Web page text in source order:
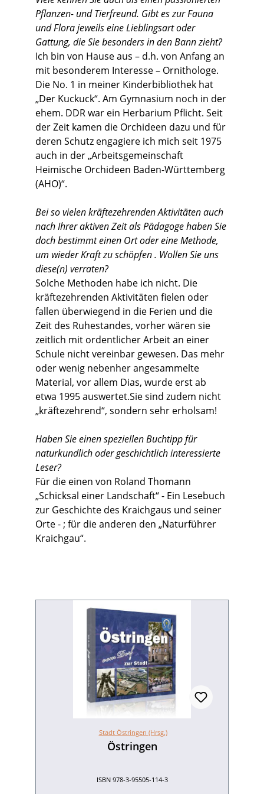
Pflanzen- und Tierfreund. Gibt es zur Fauna
und Flora jeweils eine Lieblingsart oder
Gattung, die Sie besonders in den Bann zieht?
Ich bin von Hause aus – d.h. von Anfang an
mit besonderem Interesse – Ornithologe.
Die No. 1 in meiner Kinderbibliothek hat
„Der Kuckuck“. Am Gymnasium noch in der
ehem. DDR war ein Herbarium Pflicht. Seit
der Zeit kamen die Orchideen dazu und für
deren Schutz engagiere ich mich seit 1975
auch in der „Arbeitsgemeinschaft
Heimische Orchideen Baden-Württemberg
(AHO)“.
Bei so vielen kräftezehrenden Aktivitäten auch
nach Ihrer aktiven Zeit als Pädagoge haben Sie
doch bestimmt einen Ort oder eine Methode,
um wieder Kraft zu schöpfen . Wollen Sie uns
diese(n) verraten?
Solche Methoden habe ich nicht. Die
kräftezehrenden Aktivitäten fielen oder
fallen überwiegend in die Ferien und die
Zeit des Ruhestandes, vorher wären sie
zeitlich mit ordentlicher Arbeit an einer
Schule nicht vereinbar gewesen. Das mehr
oder wenig nebenher angesammelte
Material, vor allem Dias, wurde erst ab
etwa 1995 auswertet.Sie sind zudem nicht
„kräftezehrend“, sondern sehr erholsam!
Haben Sie einen speziellen Buchtipp für
naturkundlich oder geschichtlich interessierte
Leser?
Für die einen von Roland Thomann
„Schicksal einer Landschaft“ - Ein Lesebuch
zur Geschichte des Kraichgaus und seiner
Orte - ; für die anderen den „Naturführer
Kraichgau“.
Stadt Östringen (Hrsg.)
Östringen
ISBN 978-3-95505-114-3